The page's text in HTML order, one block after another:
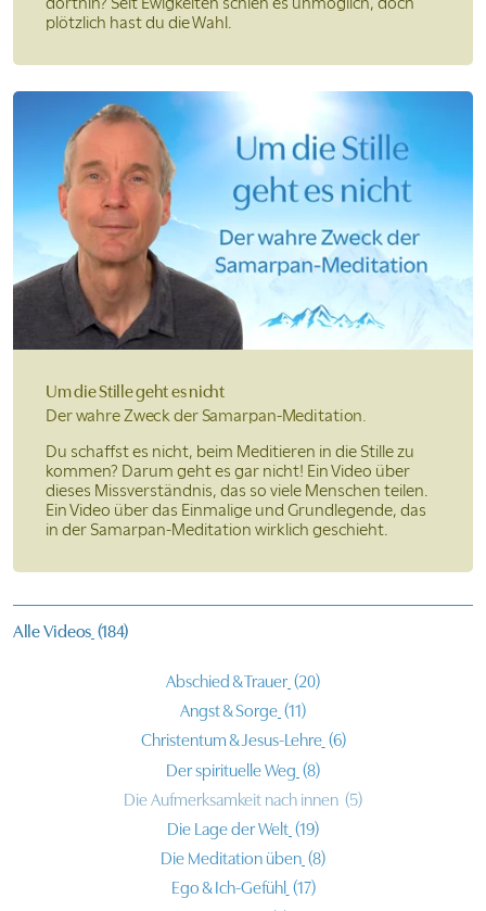
plötzlich hast du die Wahl.
Um die Stillegeht es nicht
Der wahre Zweck der Samarpan-Meditation.
Du schaffst es nicht, beim Meditieren in die Stille zu
kommen? Darum geht es gar nicht! Ein Video über
dieses Missverständnis, das so viele Menschen teilen.
Ein Video über das Einmalige und Grundlegende, das
in der Samarpan-Meditation wirklich geschieht.
Alle Videos (184)
Abschied & Trauer (20)
Angst & Sorge (11)
Christentum & Jesus-Lehre (6)
Der spirituelle Weg (8)
Die Aufmerksamkeit nach innen (5)
Die Lage der Welt (19)
Die Meditation üben (8)
Ego & Ich-Gefühl (17)